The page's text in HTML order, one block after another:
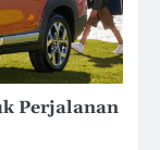
Perjalanan